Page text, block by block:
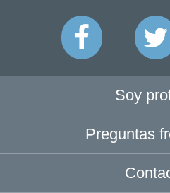
Soy
Preguntas